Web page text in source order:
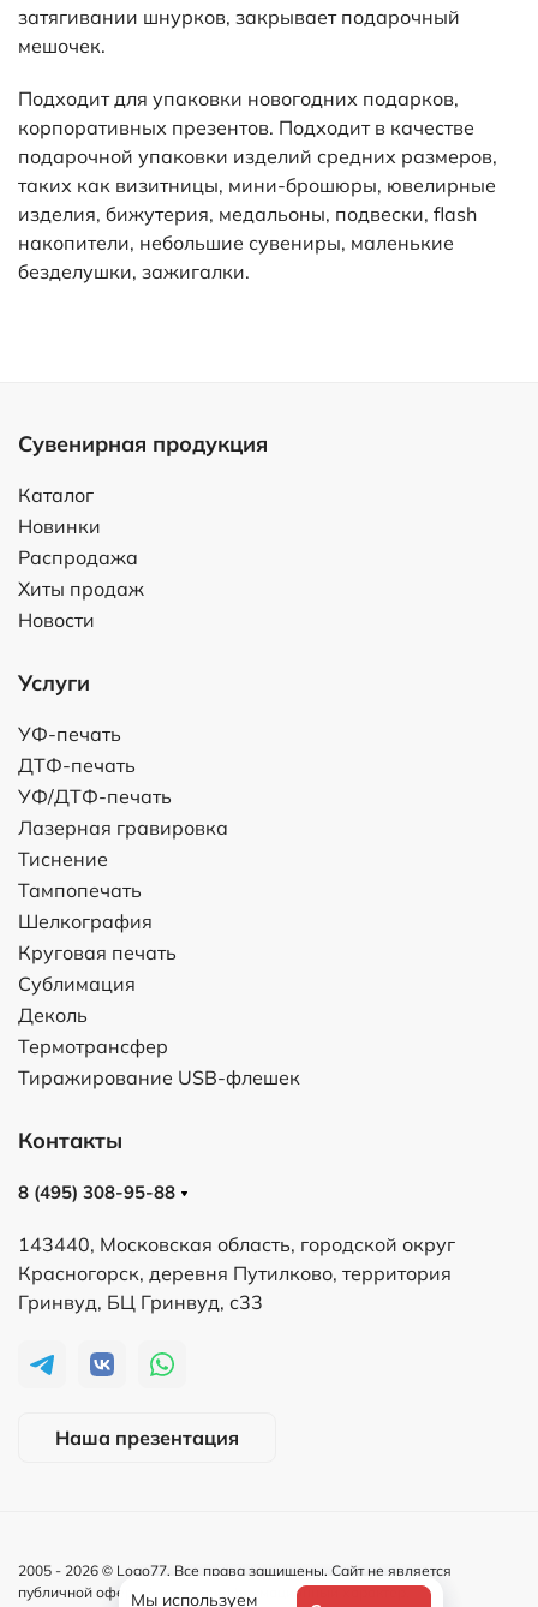
Сувенирная продукция
Каталог
Новинки
Распродажа
Хиты продаж
Новости
Услуги
УФ-печать
ДТФ-печать
УФ/ДТФ-печать
Лазерная гравировка
Тиснение
Тампопечать
Шелкография
Круговая печать
Сублимация
Деколь
Термотрансфер
Тиражирование USB-флешек
Контакты
8 (495) 308-95-88
143440, Московская область, городской округ
Красногорск, деревня Путилково, территория
Гринвуд, БЦ Гринвуд, с33
Наша презентация
2005 - 2026 © Logo77. Все права защищены. Сайт не является
публичной офертой и носит информационный характер.
Мы используем